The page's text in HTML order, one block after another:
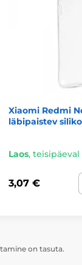
Xiaomi Redmi
läbipaistev
Laos, teisipäeval
3,07 €
on tasuta.